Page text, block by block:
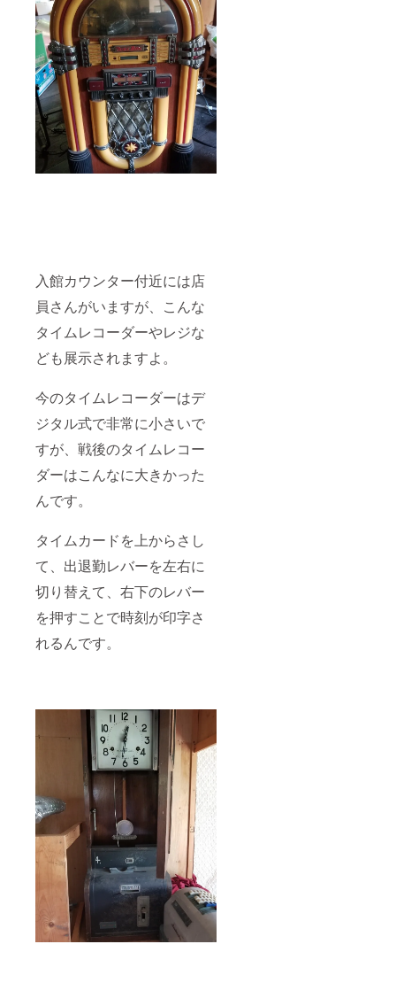
入館カウンター付近には店
員さんがいますが、こんな
タイムレコーダーやレジな
ども展示されますよ。
今のタイムレコーダーはデ
ジタル式で非常に小さいで
すが、戦後のタイムレコー
ダーはこんなに大きかった
んです。
タイムカードを上からさし
て、出退勤レバーを左右に
切り替えて、右下のレバー
を押すことで時刻が印字さ
れるんです。